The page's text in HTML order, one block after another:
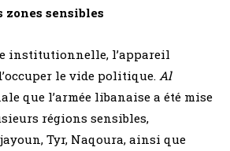
sensibles
institutionnelle, l’appareil
le vide politique. Al
que l’armée libanaise a été mise
régions sensibles,
Tyr, Naqoura, ainsi que